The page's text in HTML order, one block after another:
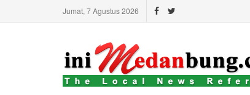
Jumat, 7 Agustus 2026